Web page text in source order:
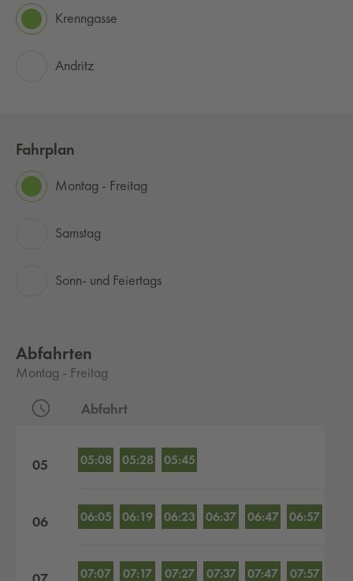
Krenngasse
Andritz
Fahrplan
Montag - Freitag
Samstag
Sonn- und Feiertags
Abfahrten
Montag - Freitag
Abfahrt
05 05:08 05:28 05:45
06 06:05 06:19 06:23 06:37 06:47 06:57
07:07 07:17 07:27 07:37 07:47 07:57